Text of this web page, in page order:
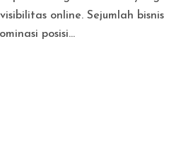
online. Sejumlah bisnis
posisi...